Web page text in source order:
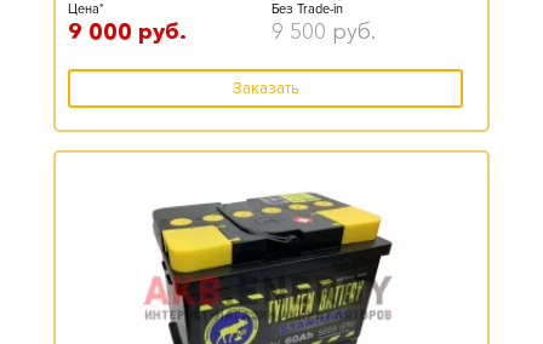
Цена*
9 000 руб.
Без Trade-in
9 500 руб.
Заказать